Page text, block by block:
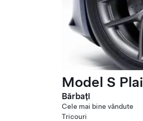
Model S
Bărbați
Cele mai bine vândute
Tricouri